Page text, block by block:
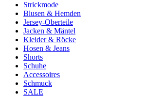
Strickmode
Blusen & Hemden
Jersey-Oberteile
Jacken & Mäntel
Kleider & Röcke
Hosen & Jeans
Shorts
Schuhe
Accessoires
Schmuck
SALE